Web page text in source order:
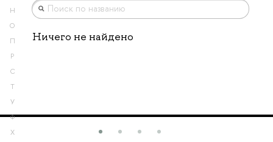
Н
О
П
Р
С
Т
У
Ф
Х
Ничего не найдено